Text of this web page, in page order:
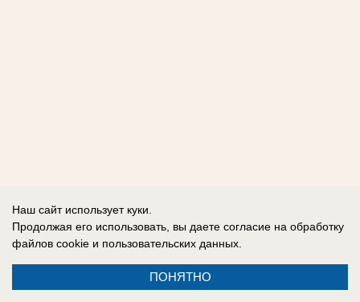
Наш сайт использует куки.
Продолжая его использовать, вы даете согласие на обработку
файлов cookie и пользовательских данных.
ПОНЯТНО